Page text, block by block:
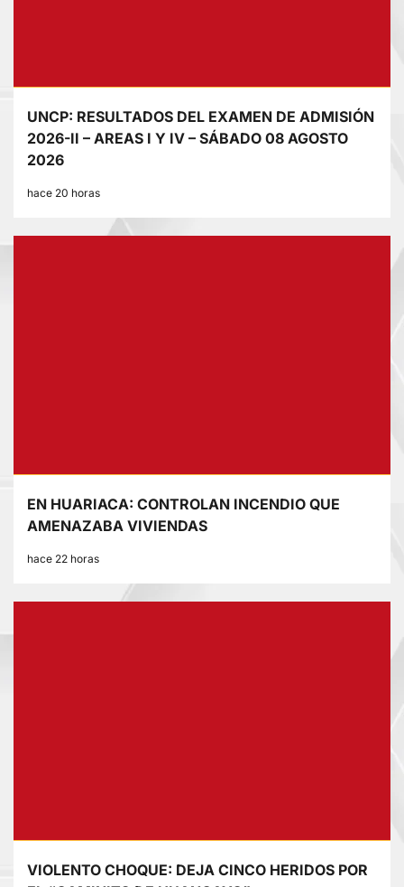
UNCP: RESULTADOS DEL EXAMEN DE ADMISIÓN
2026-II – AREAS I Y IV – SÁBADO 08 AGOSTO
2026
hace 20 horas
EN HUARIACA: CONTROLAN INCENDIO QUE
AMENAZABA VIVIENDAS
hace 22 horas
VIOLENTO CHOQUE: DEJA CINCO HERIDOS POR